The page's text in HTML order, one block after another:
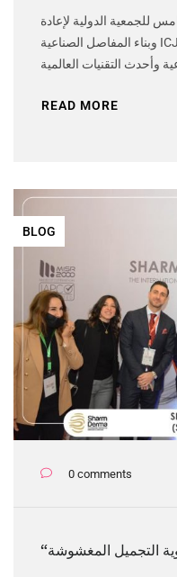
للجمعية الدولية لإعادة
وبناء المفاصل الصناعية ICJR، لمناقشة كل ما هو جديد في مجال
وأحدث التقنيات العالمية
READ MORE
BLOG
0 comments
التجميل المغشوشة